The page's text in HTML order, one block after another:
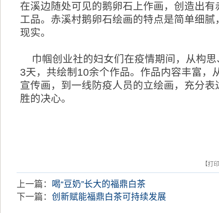
在溪边随处可见的鹅卵石上作画，创造出有
工品。赤溪村鹅卵石绘画的特点是简单细腻
现实。
巾帼创业社的妇女们在疫情期间，从构思
3天，共绘制10余个作品。作品内容丰富，
宣传画，到一线防疫人员的立绘画，充分表
胜的决心。
【打
上一篇： 喝“豆奶”长大的福鼎白茶
下一篇：创新赋能福鼎白茶可持续发展